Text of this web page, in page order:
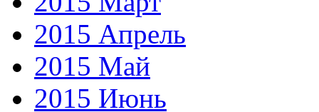
2015 Апрель
2015 Май
2015 Июнь